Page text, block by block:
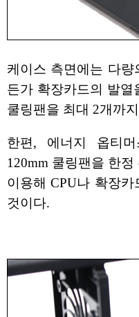
케이스 측면에는 다
든가 확장카드의 발열
쿨링팬을 최대 2개까
한편, 에너지 옵티
120mm 쿨링팬을 한
이용해 CPU나 확장
것이다.